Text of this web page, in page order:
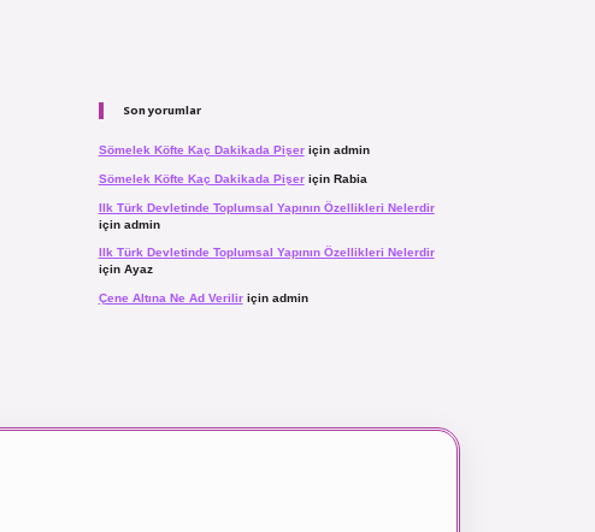
Son yorumlar
Sömelek Köfte Kaç Dakikada Pişeriçin admin
Sömelek Köfte Kaç Dakikada Pişeriçin Rabia
Ilk Türk Devletinde Toplumsal Yapının Özellikleri Nelerdir
için admin
Ilk Türk Devletinde Toplumsal Yapının Özellikleri Nelerdir
için Ayaz
Çene Altına Ne Ad Veriliriçin admin